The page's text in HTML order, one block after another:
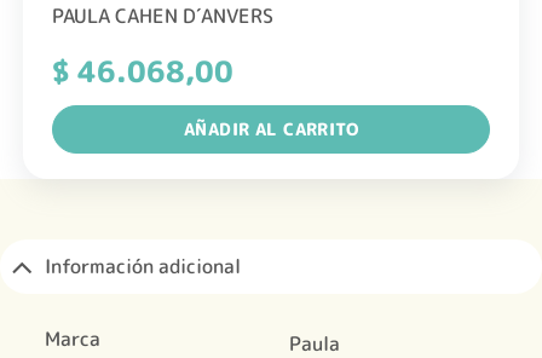
PAULA CAHEN D´ANVERS
$46.068,00
AÑADIR AL CARRITO
Información adicional
Marca Paula